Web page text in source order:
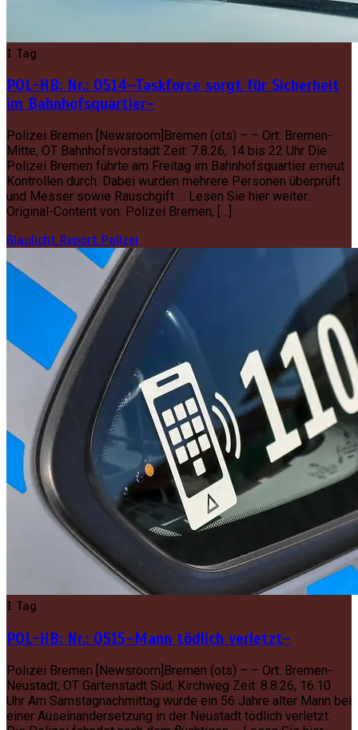
1 Tag
POL-HB: Nr.: 0514–Taskforce sorgt für Sicherheit
im Bahnhofsquartier–
Polizei Bremen [Newsroom]Bremen (ots) – – Ort: Bremen-
Mitte, OT Bahnhofsvorstadt Zeit: 7.8.26, 14 bis 22 Uhr Die
Polizei Bremen führte am Freitag im Bahnhofsquartier erneut
Kontrollen durch. Dabei wurden mehrere Personen überprüft
und Messer sowie Rauschgift … Lesen Sie hier weiter…
Original-Content von: Polizei Bremen, […]
Blaulicht Report Polizei
1 Tag
POL-HB: Nr.: 0515–Mann tödlich verletzt–
Polizei Bremen [Newsroom]Bremen (ots) – – Ort: Bremen-
Neustadt, OT Gartenstadt Süd, Kirchweg Zeit: 8.8.26, 16.10
Uhr Am Samstagnachmittag wurde ein 56 Jahre alter Mann bei
einer Auseinandersetzung in der Neustadt tödlich verletzt.